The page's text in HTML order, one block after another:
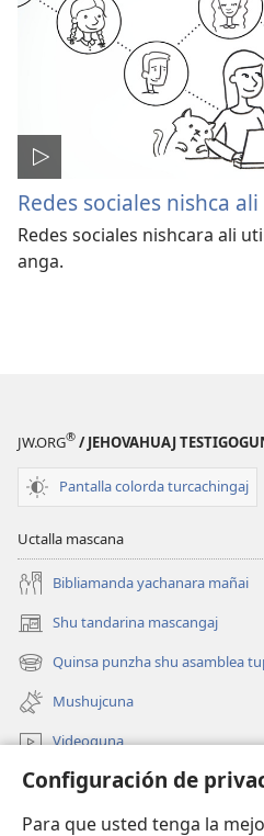
Configuración de
Para que usted tenga la
Redes sociales nishca
Redes sociales nishcara ali
anga.
JW.ORG® / JEHOVAHUAJ
Pantalla colorda turcachingaj
Uctalla mascana
Bibliamanda yachanara mañai
Shu tandarina mascangaj
(abre
una
nueva
ventana)
Quinsa punzha shu asamblea
(abre
una
nueva
ventana)
Mushujcuna
Videoguna
jw.org Internetpi mascana